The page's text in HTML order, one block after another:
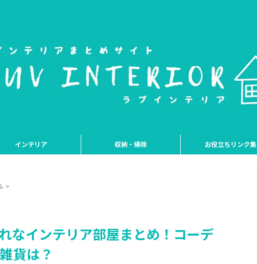
インテリア 収納・掃除 お役立ちリンク集
>
なインテリア部屋まとめ！コーデ
貨は？